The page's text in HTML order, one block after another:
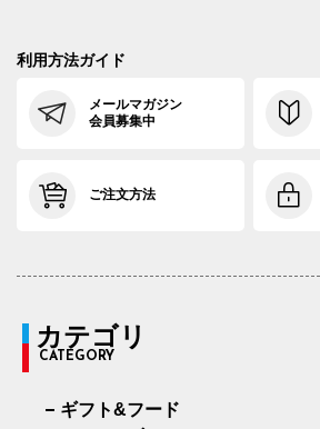
利用方法ガイド
メールマガジン
会員募集中
ご注文方法
カテゴリ
CATEGORY
ギフト&フード